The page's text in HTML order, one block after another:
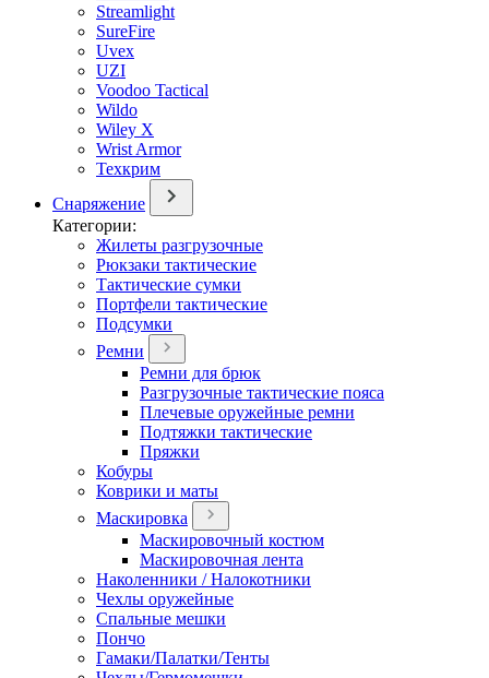
Streamlight
SureFire
Uvex
UZI
Voodoo Tactical
Wildo
Wiley X
Wrist Armor
Техкрим
Снаряжение
Категории:
Жилеты разгрузочные
Рюкзаки тактические
Тактические сумки
Портфели тактические
Подсумки
Ремни
Ремни для брюк
Разгрузочные тактические пояса
Плечевые оружейные ремни
Подтяжки тактические
Пряжки
Кобуры
Коврики и маты
Маскировка
Маскировочный костюм
Маскировочная лента
Наколенники / Налокотники
Чехлы оружейные
Спальные мешки
Пончо
Гамаки/Палатки/Тенты